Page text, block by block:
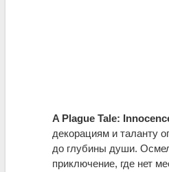
A Plague Tale:
декорациям и таланту
до глубины души.
приключение, где нет